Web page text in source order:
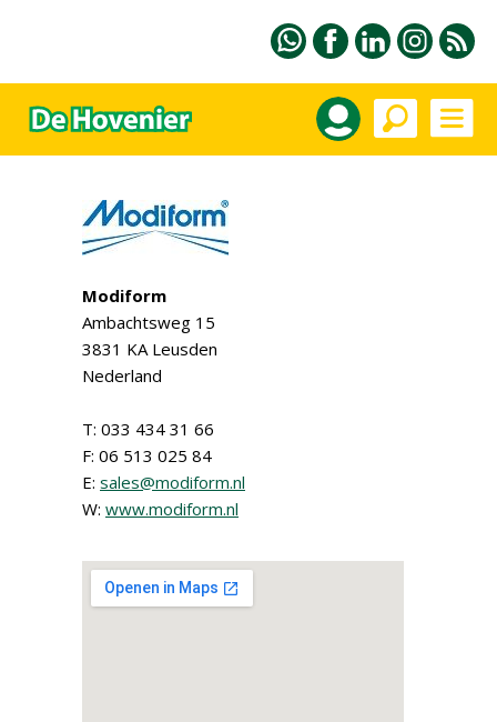
Modiform
Ambachtsweg 15
3831 KA Leusden
Nederland
T: 033 434 31 66
F: 06 513 025 84
E: sales@modiform.nl
W: www.modiform.nl